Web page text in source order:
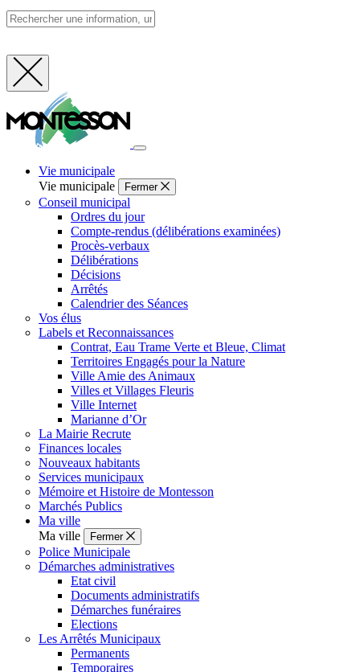
Fermer
recherche
Vie municipale
Vie municipale
Fermer
Conseil municipal
Ordres du jour
Compte-rendus (délibérations examinées)
Procès-verbaux
Délibérations
Décisions
Arrêtés
Calendrier des Séances
Vos élus
Labels et Reconnaissances
Contrat, Eau Trame Verte et Bleue, Climat
Territoires Engagés pour la Nature
Ville Amie des Animaux
Villes et Villages Fleuris
Ville Internet
Marianne d’Or
La Mairie Recrute
Finances locales
Nouveaux habitants
Services municipaux
Mémoire et Histoire de Montesson
Marchés Publics
Ma ville
Ma ville
Fermer
Police Municipale
Démarches administratives
Etat civil
Documents administratifs
Démarches funéraires
Elections
Les Arrêtés Municipaux
Permanents
Temporaires